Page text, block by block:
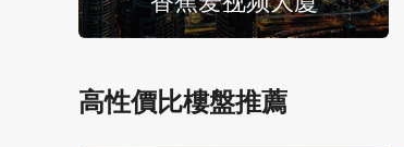
高性價比樓盤推薦